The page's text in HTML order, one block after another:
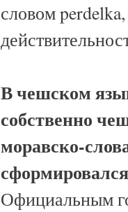
словом
В чешском
собственно
моравско-
Официальным